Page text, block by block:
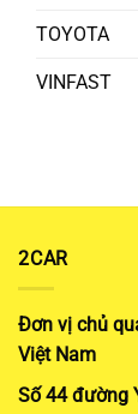
TOYOTA
VINFAST
2CAR
Đơn vị chủ
Việt Nam
Số 44 đường